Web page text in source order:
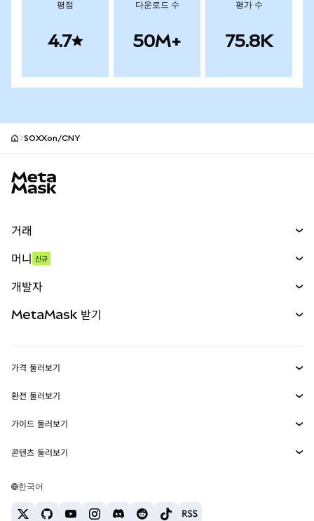
평점
4.7
다운로드 수
50M+
평가 수
75.8K
SOXXon/CNY
거래
무기한 선물
실물자산
머니 신규
개발자
MetaMask Connect
Snaps
웹3 서비스
MetaMask 받기
보안
고객 지원
채용
가격 둘러보기
이더리움 가격
솔라나 가격
테더 가격
환전 둘러보기
ETH를 USD로 환전
USDT를 INR로 환전
BTC를 INR로 환전
ETH를 USDT로 환전
가이드 둘러보기
ETH 매수
콘텐츠 둘러보기
솔라나 지갑
한국어